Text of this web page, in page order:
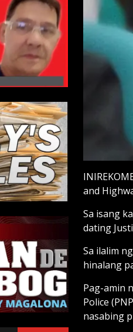
and
Sa isang
dating
Sa ilalim
hinalang
Pag-amin
Police
nasabing